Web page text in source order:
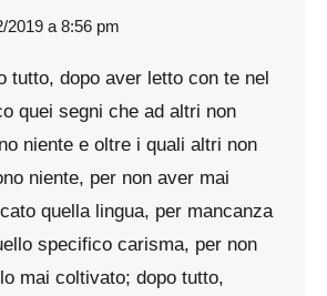
2019 a 8:56 pm
tutto, dopo aver letto con te nel
quei segni che ad altri non
niente e oltre i quali altri non
niente, per non aver mai
quella lingua, per mancanza
specifico carisma, per non
mai coltivato; dopo tutto,